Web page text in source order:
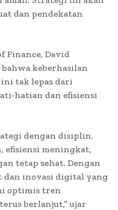
dan pendekatan
Finance, David
keberhasilan
tak lepas dari
hatian dan efisiensi
dengan disiplin.
efisiensi meningkat,
tetap sehat. Dengan
dan inovasi digital yang
optimis tren
berlanjut,” ujar